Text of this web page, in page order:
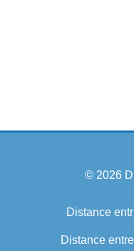
© 2026
Distance
Distance entre